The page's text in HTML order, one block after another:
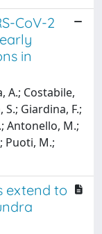
CoV-2
in
A.; Costabile,
Giardina, F.;
Antonello, M.;
Puoti, M.;
extend to